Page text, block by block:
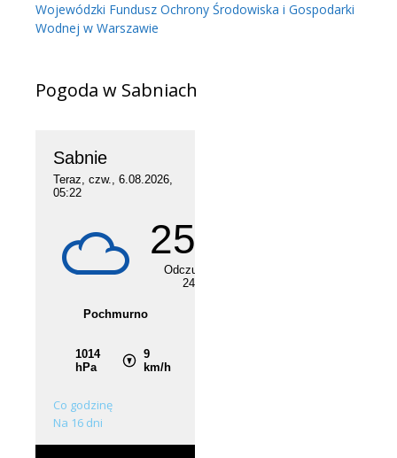
Wojewódzki Fundusz Ochrony Środowiska i Gospodarki
Wodnej w Warszawie
Pogoda w Sabniach
Co godzinę
Na 16 dni